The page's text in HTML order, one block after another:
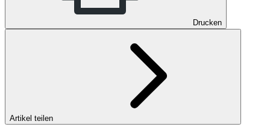
Drucken
Artikel teilen